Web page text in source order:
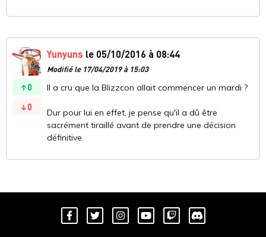
0
0
Yunyuns le 05/10/2016 à 08:44
Modifié le 17/04/2019 à 15:03
Il a cru que la Blizzcon allait commencer un mardi ?
Dur pour lui en effet, je pense qu'il a dû être
sacrément tiraillé avant de prendre une décision
définitive.